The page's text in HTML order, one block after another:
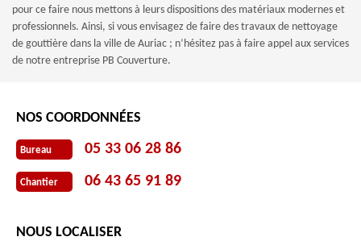
pour ce faire nous mettons à leurs dispositions des matériaux modernes et
professionnels. Ainsi, si vous envisagez de faire des travaux de nettoyage
de gouttière dans la ville de Auriac ; n’hésitez pas à faire appel aux services
de notre entreprise PB Couverture.
NOS COORDONNÉES
Bureau 05 33 06 28 86
Chantier 06 43 65 91 89
NOUS LOCALISER